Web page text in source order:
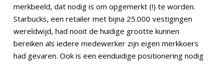
merkbeeld, dat nodig is om opgemerkt (!) te worden.
Starbucks, een retailer met bijna 25.000 vestigingen
wereldwijd, had nooit de huidige grootte kunnen
bereiken als iedere medewerker zijn eigen merkkoers
had gevaren. Ook is een eenduidige positionering nodig